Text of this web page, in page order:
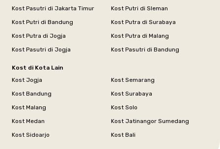
Kost Pasutri di Jakarta Timur
Kost Putri di Sleman
Kost Putri di Bandung
Kost Putra di Surabaya
Kost Putra di Jogja
Kost Putra di Malang
Kost Pasutri di Jogja
Kost Pasutri di Bandung
Kost di Kota Lain
Kost Jogja
Kost Semarang
Kost Bandung
Kost Surabaya
Kost Malang
Kost Solo
Kost Medan
Kost Jatinangor Sumedang
Kost Sidoarjo
Kost Bali